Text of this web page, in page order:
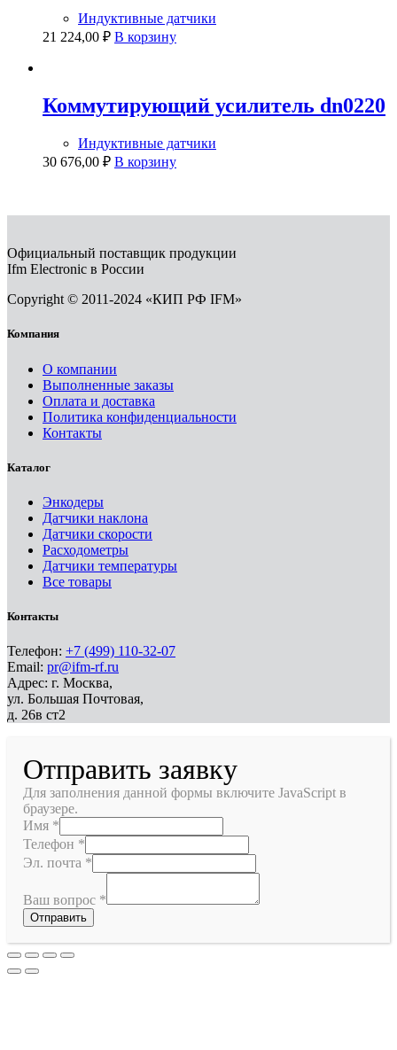
Индуктивные датчики
21 224,00 ₽ В корзину
Коммутирующий усилитель dn0220
Индуктивные датчики
30 676,00 ₽ В корзину
Официальный поставщик продукции
Ifm Electronic в России
Copyright © 2011-2024 «КИП РФ IFM»
Компания
О компании
Выполненные заказы
Оплата и доставка
Политика конфиденциальности
Контакты
Каталог
Энкодеры
Датчики наклона
Датчики скорости
Расходометры
Датчики температуры
Все товары
Контакты
Телефон: +7 (499) 110-32-07
Email: pr@ifm-rf.ru
Адрес: г. Москва,
ул. Большая Почтовая,
д. 26в ст2
Отправить заявку
Для заполнения данной формы включите JavaScript в
браузере.
Имя *
Телефон *
Эл. почта *
Ваш вопрос *
Отправить